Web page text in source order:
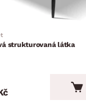
strukturovaná látka